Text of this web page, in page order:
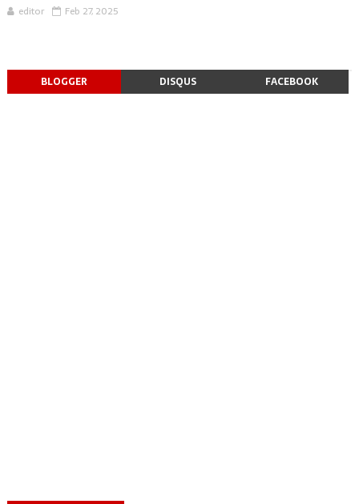
editor Feb 27, 2025
BLOGGER DISQUS FACEBOOK